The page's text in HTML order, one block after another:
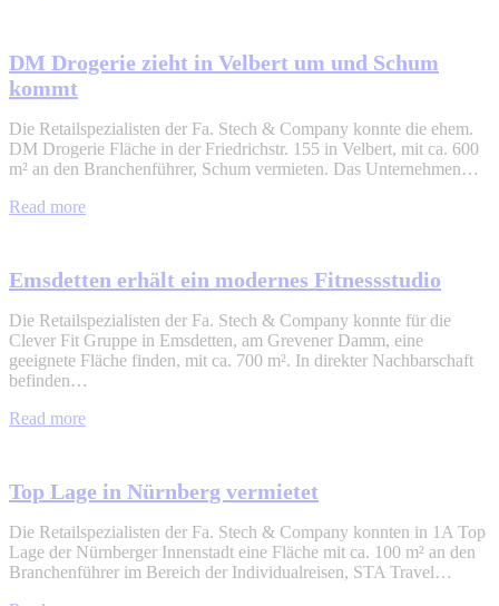
DM Drogerie zieht in Velbert um und Schum
kommt
Die Retailspezialisten der Fa. Stech & Company konnte die ehem.
DM Drogerie Fläche in der Friedrichstr. 155 in Velbert, mit ca. 600
m² an den Branchenführer, Schum vermieten. Das Unternehmen…
Read more
Emsdetten erhält ein modernes Fitnessstudio
Die Retailspezialisten der Fa. Stech & Company konnte für die
Clever Fit Gruppe in Emsdetten, am Grevener Damm, eine
geeignete Fläche finden, mit ca. 700 m². In direkter Nachbarschaft
befinden…
Read more
Top Lage in Nürnberg vermietet
Die Retailspezialisten der Fa. Stech & Company konnten in 1A Top
Lage der Nürnberger Innenstadt eine Fläche mit ca. 100 m² an den
Branchenführer im Bereich der Individualreisen, STA Travel…